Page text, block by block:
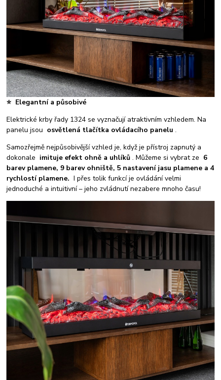
⭐ Elegantní a působivé
Elektrické krby řady 1324 se vyznačují atraktivním vzhledem. Na
panelu jsou osvětlená tlačítka ovládacího panelu .
Samozřejmě nejpůsobivější vzhled je, když je přístroj zapnutý a
dokonale imituje efekt ohně a uhlíků . Můžeme si vybrat ze 6
barev plamene, 9 barev ohniště, 5 nastavení jasu plamene a 4
rychlostí plamene. I přes tolik funkcí je ovládání velmi
jednoduché a intuitivní – jeho zvládnutí nezabere mnoho času!